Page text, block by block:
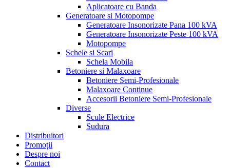
Aplicatoare cu Banda
Generatoare si Motopompe
Generatoare Insonorizate Pana 100 kVA
Generatoare Insonorizate Peste 100 kVA
Motopompe
Schele si Scari
Schela Mobila
Betoniere si Malaxoare
Betoniere Semi-Profesionale
Malaxoare Continue
Accesorii Betoniere Semi-Profesionale
Diverse
Scule Electrice
Sudura
Distribuitori
Promoții
Despre noi
Contact